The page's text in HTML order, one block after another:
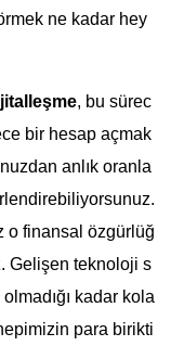
ne kadar hey
, bu sürec
bir hesap açmak
anlık oranla
o finansal özgürlüğ
Gelişen teknoloji s
kadar kola
para birikti